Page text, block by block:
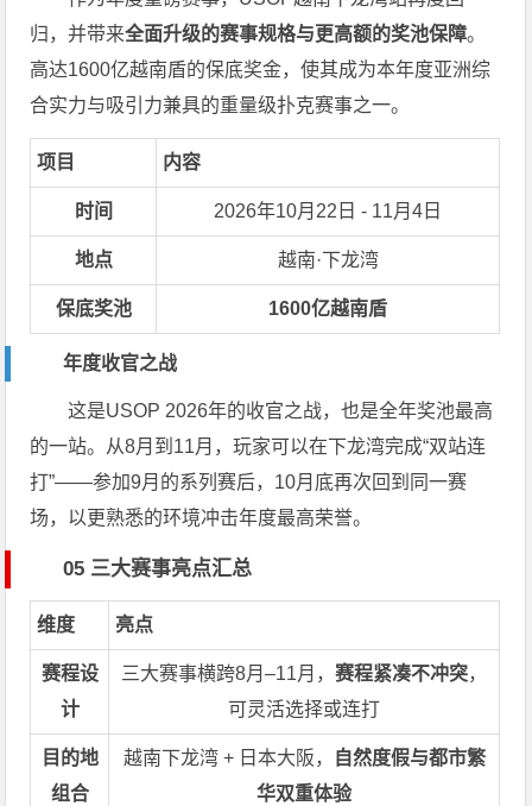
归，并带来全面升级的赛事规格与更高额的奖池保障。
高达1600亿越南盾的保底奖金，使其成为本年度亚洲综
合实力与吸引力兼具的重量级扑克赛事之一。
项目 内容
时间 2026年10月22日 - 11月4日
地点 越南·下龙湾
保底奖池 1600亿越南盾
年度收官之战
这是USOP 2026年的收官之战，也是全年奖池最高
的一站。从8月到11月，玩家可以在下龙湾完成“双站连
打”——参加9月的系列赛后，10月底再次回到同一赛
场，以更熟悉的环境冲击年度最高荣誉。
05 三大赛事亮点汇总
维度 亮点
赛程设
计
三大赛事横跨8月–11月，赛程紧凑不冲突，
可灵活选择或连打
目的地
组合
越南下龙湾 + 日本大阪，
自然度假与都市繁
华双重体验